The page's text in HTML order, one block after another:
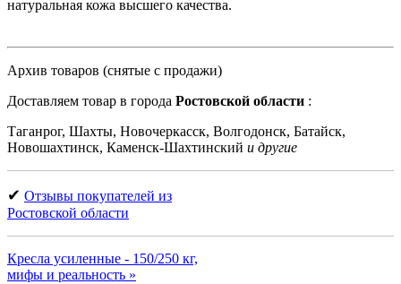
натуральная кожа высшего качества.
Архив товаров (снятые с продажи)
Доставляем товар в города Ростовской области :
Таганрог, Шахты, Новочеркасск, Волгодонск, Батайск,
Новошахтинск, Каменск-Шахтинский и другие
✔ Отзывы покупателей из
Ростовской области
Кресла усиленные - 150/250 кг,
мифы и реальность »